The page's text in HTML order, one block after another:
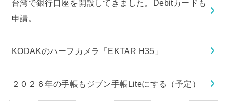
台湾で銀行口座を開設してきました。Debitカードも
申請。
KODAKのハーフカメラ「EKTAR H35」
２０２６年の手帳もジブン手帳Liteにする（予定）